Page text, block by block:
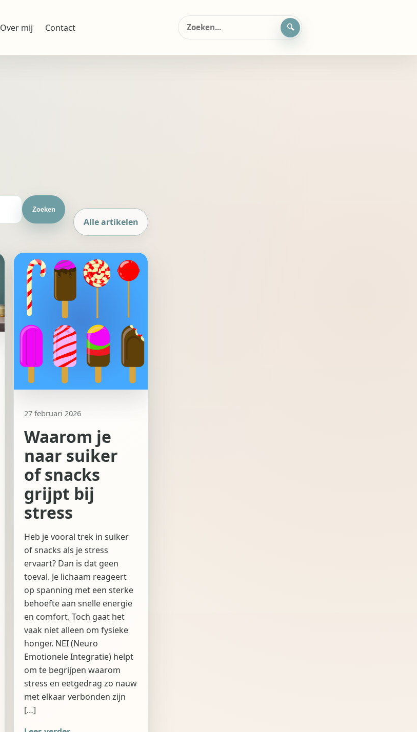
Over mij Contact
Zoeken
naar:
Zoeken
Alle artikelen
27 februari 2026
Waarom je
naar suiker
of snacks
grijpt bij
stress
Heb je vooral trek in suiker
of snacks als je stress
ervaart? Dan is dat geen
toeval. Je lichaam reageert
op spanning met een sterke
behoefte aan snelle energie
en comfort. Toch gaat het
vaak niet alleen om fysieke
honger. NEI (Neuro
Emotionele Integratie) helpt
om te begrijpen waarom
stress en eetgedrag zo nauw
met elkaar verbonden zijn
[…]